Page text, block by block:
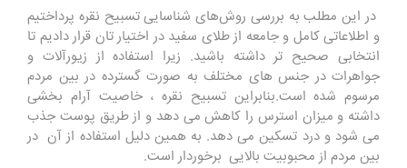
در این مطلب به بررسی روش‌های شناسایی تسبیح نقره پرداختیم
و اطلاعاتی کامل و جامعه از طلای سفید در اختیار تان قرار دادیم تا
انتخابی صحیح تر داشته باشید. زیرا استفاده از زيورآلات و
جواهرات در جنس های مختلف به صورت گسترده در بین مردم
مرسوم شده است.بنابراین تسبیح نقره ، خاصیت آرام بخشی
داشته و میزان استرس را کاهش می دهد و از طریق پوست جذب
می شود و درد تسکین می دهد. به همین دلیل استفاده از آن در
بین مردم از محبوبیت بالایی برخوردار است.